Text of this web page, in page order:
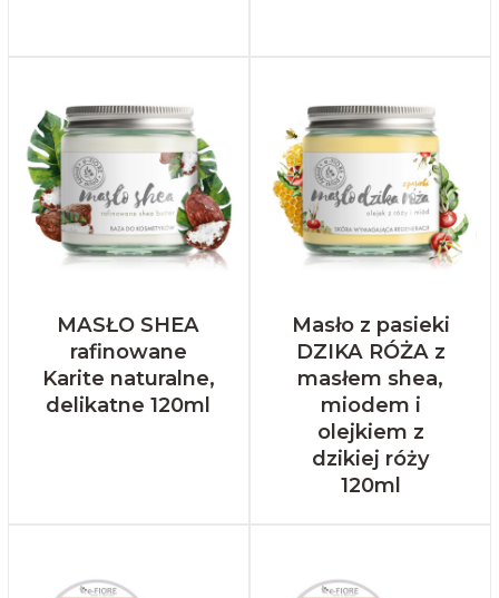
MASŁO SHEA
rafinowane
Karite naturalne,
delikatne 120ml
Masło z pasieki
DZIKA RÓŻA z
masłem shea,
miodem i
olejkiem z
dzikiej róży
120ml